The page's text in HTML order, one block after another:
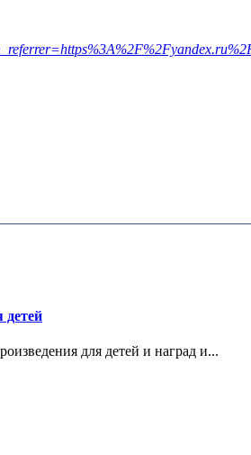
детей
для детей и наград и...